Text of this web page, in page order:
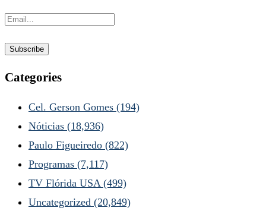
Categories
Cel. Gerson Gomes (194)
Nóticias (18,936)
Paulo Figueiredo (822)
Programas (7,117)
TV Flórida USA (499)
Uncategorized (20,849)